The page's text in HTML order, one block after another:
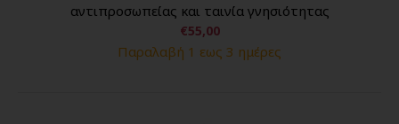
αντιπροσωπείας και ταινία γνησιότητας
€55,00
Παραλαβή 1 εως 3 ημέρες